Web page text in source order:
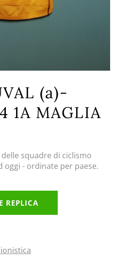
(a)-
1A MAGLIA
squadre di ciclismo
oggi - ordinate per paese.
REPLICA